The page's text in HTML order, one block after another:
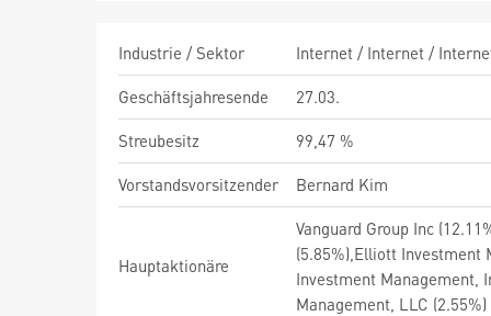
Industrie / Sektor
Internet / Internet /
Geschäftsjahresende
27.03.
Streubesitz
99,47 %
Vorstandsvorsitzender
Bernard Kim
Hauptaktionäre
Vanguard Group Inc
(5.85%),Elliott Investment
Investment Management,
Management, LLC (2.55%)